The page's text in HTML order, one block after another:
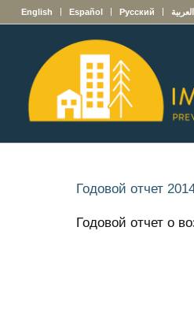
English Español Русский العربية
Годовой отчет
Годовой отчет о